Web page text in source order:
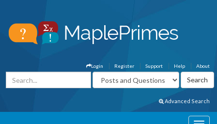
About
Help
Support
Register
Login
Advanced Search